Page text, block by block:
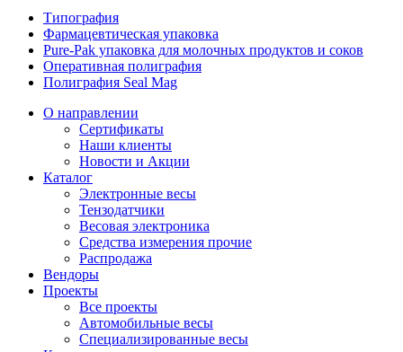
Типография
Фармацевтическая упаковка
Pure-Pak упаковка для молочных продуктов и соков
Оперативная полиграфия
Полиграфия Seal Mag
О направлении
Сертификаты
Наши клиенты
Новости и Акции
Каталог
Электронные весы
Тензодатчики
Весовая электроника
Средства измерения прочие
Распродажа
Вендоры
Проекты
Все проекты
Автомобильные весы
Специализированные весы